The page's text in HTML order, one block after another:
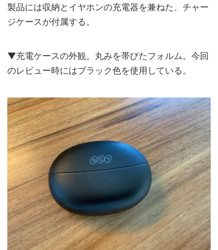
製品には収納とイヤホンの充電器を兼ねた、チャー
ジケースが付属する。
▼充電ケースの外観。丸みを帯びたフォルム。今回
のレビュー時にはブラック色を使用している。